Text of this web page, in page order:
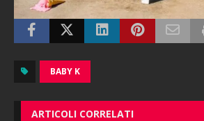
BABY K
ARTICOLI CORRELATI